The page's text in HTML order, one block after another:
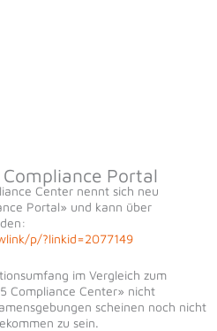
Portal
Center nennt sich neu
Portal» und kann über
p/?linkid=2077149
im Vergleich zum
Compliance Center» nicht
scheinen noch nicht
zu sein.